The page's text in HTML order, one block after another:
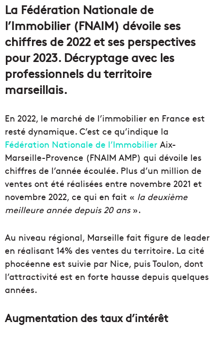
La Fédération Nationale de
l’Immobilier (FNAIM) dévoile ses
chiffres de 2022 et ses perspectives
pour 2023. Décryptage avec les
professionnels du territoire
marseillais.
En 2022, le marché de l’immobilier en France est
resté dynamique. C’est ce qu’indique la
Fédération Nationale de l’Immobilier Aix-
Marseille-Provence (FNAIM AMP) qui dévoile les
chiffres de l’année écoulée. Plus d’un million de
ventes ont été réalisées entre novembre 2021 et
novembre 2022, ce qui en fait « la deuxième
meilleure année depuis 20 ans».
Au niveau régional, Marseille fait figure de leader
en réalisant 14% des ventes du territoire. La cité
phocéenne est suivie par Nice, puis Toulon, dont
l’attractivité est en forte hausse depuis quelques
années.
Augmentation des taux d’intérêt